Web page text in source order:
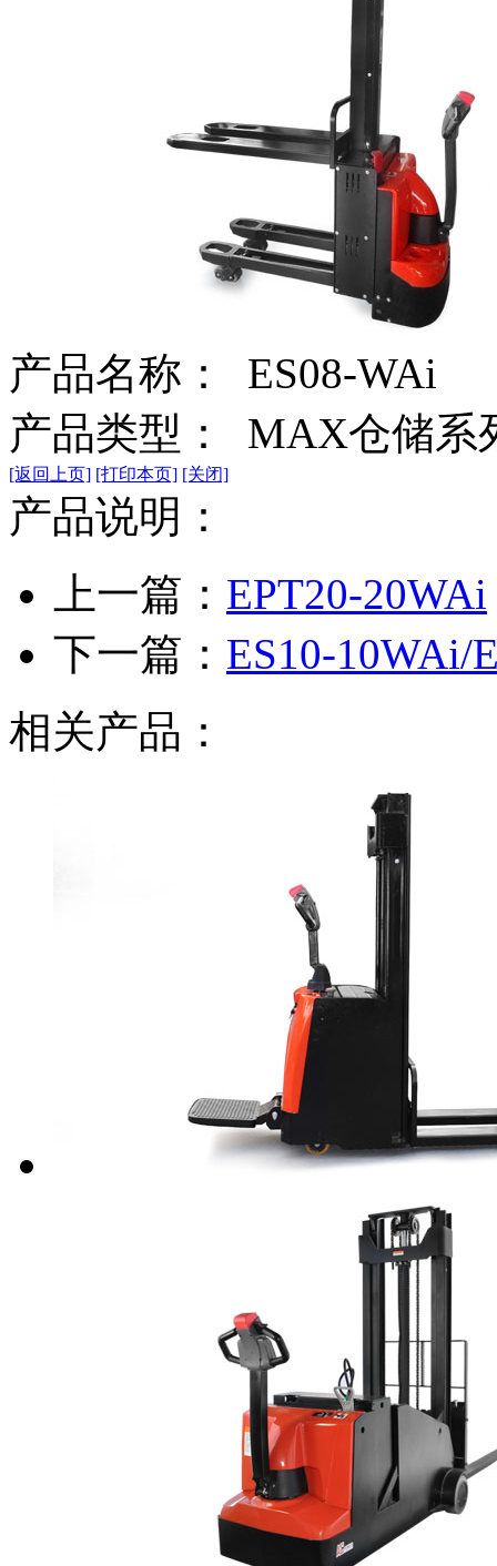
产品名称： ES08-WAi
产品类型： MAX仓储系
[返回上页] [打印本页] [关闭]
产品说明：
上一篇： EPT20-20WAi
下一篇： ES10-10WAi/
相关产品：